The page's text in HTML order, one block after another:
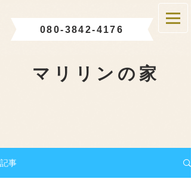
080-3842-4176
マリリンの家
記事